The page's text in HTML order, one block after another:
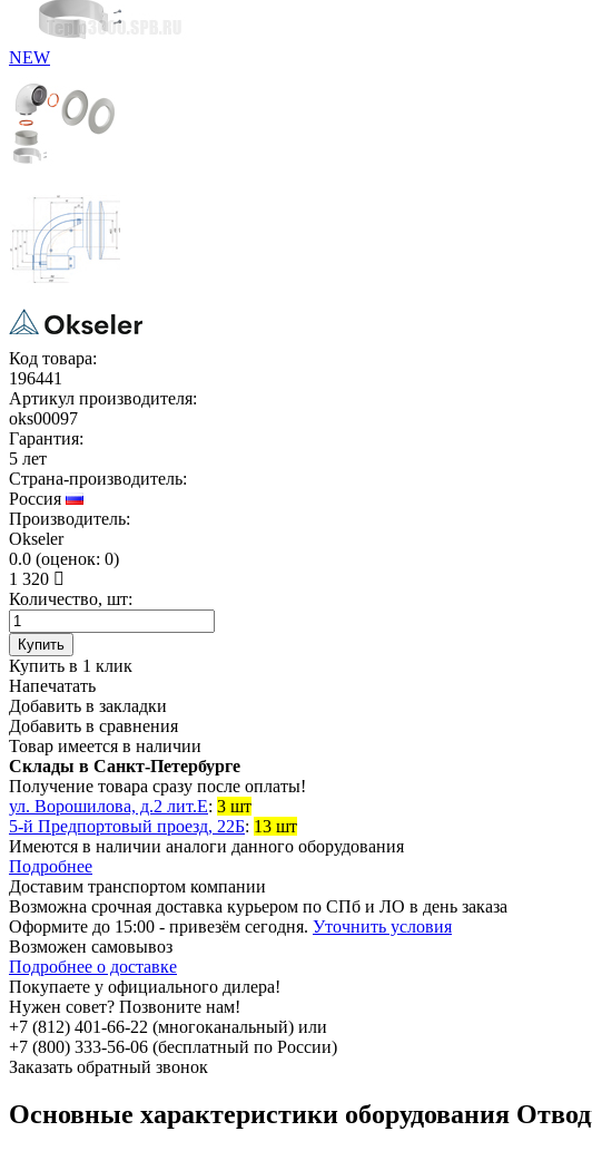
NEW
Код товара:
196441
Артикул производителя:
oks00097
Гарантия:
5 лет
Страна-производитель:
Россия
Производитель:
Okseler
0.0 (оценок: 0)
1 320
Количество, шт:
Купить
Купить в 1 клик
Напечатать
Добавить в закладки
Добавить в сравнения
Товар имеется в наличии
Склады в Санкт-Петербурге
Получение товара сразу после оплаты!
ул. Ворошилова, д.2 лит.Е: 3 шт
5-й Предпортовый проезд, 22Б: 13 шт
Имеются в наличии аналоги данного оборудования
Подробнее
Доставим транспортом компании
Возможна срочная доставка курьером по СПб и ЛО в день заказа
Оформите до 15:00 - привезём сегодня. Уточнить условия
Возможен самовывоз
Подробнее о доставке
Покупаете у официального дилера!
Нужен совет? Позвоните нам!
+7 (812) 401-66-22 (многоканальный) или
+7 (800) 333-56-06 (бесплатный по России)
Заказать обратный звонок
Основные характеристики оборудования